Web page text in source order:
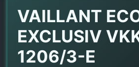
VAILLANT
EXCLUSIV
1206/3-E